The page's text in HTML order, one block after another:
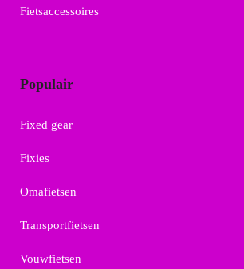
Fietsaccessoires
Populair
Fixed gear
Fixies
Omafietsen
Transportfietsen
Vouwfietsen